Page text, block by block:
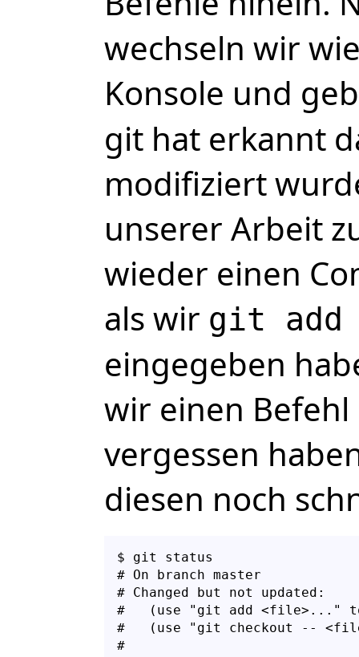
wechseln wir
Konsole und
git hat erkannt
modifiziert
unserer Arbeit
wieder einen
als wir git add
eingegeben
wir einen
vergessen
diesen noch
$ git status
# On branch master
# Changed but not updated:
#   (use "git add <file>..." to
#   (use "git checkout --
#